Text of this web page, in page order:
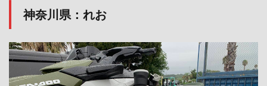
神奈川県：れお